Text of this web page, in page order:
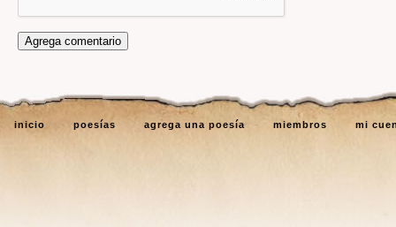
inicio poesías agrega una poesía miembros mi